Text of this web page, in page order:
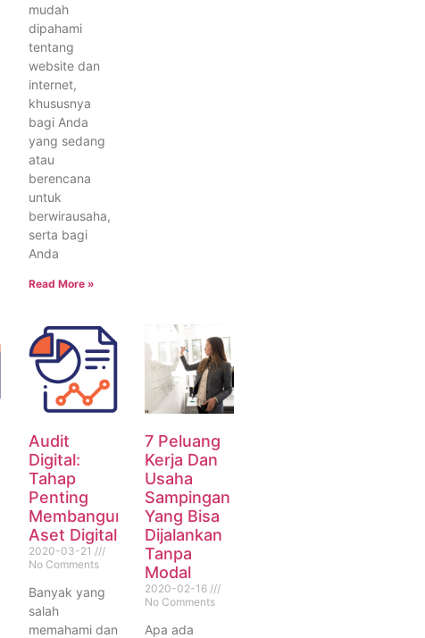
mudah
dipahami
tentang
website dan
internet,
khususnya
bagi Anda
yang sedang
atau
berencana
untuk
berwirausaha,
serta bagi
Anda
Read More »
Audit
Digital:
Tahap
Penting
Membangun
Aset Digital
2020-03-21
No Comments
Banyak yang
salah
memahami dan
7 Peluang
Kerja Dan
Usaha
Sampingan
Yang Bisa
Dijalankan
Tanpa
Modal
2020-02-16
No Comments
Apa ada